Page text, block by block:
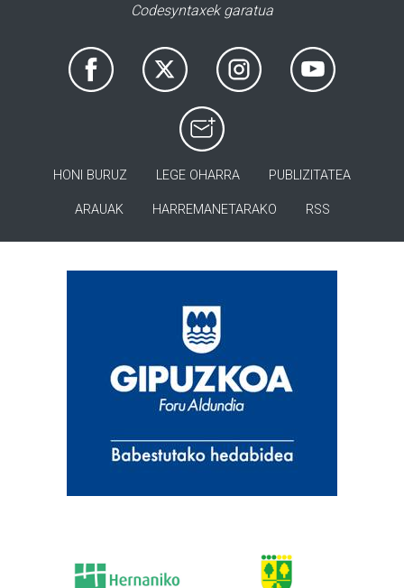
Codesyntaxek garatua
HONI BURUZ LEGE OHARRA PUBLIZITATEA
ARAUAK HARREMANETARAKO RSS